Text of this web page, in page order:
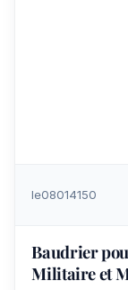
le08014150
Baudrier
Militaire et